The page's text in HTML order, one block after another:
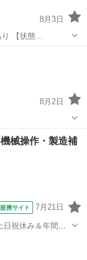
8月3日
※充電器傷あり 【状態…
8月2日
ラシ
械操作・製造補
提携サイト 7月21日
日祝休み＆年間休